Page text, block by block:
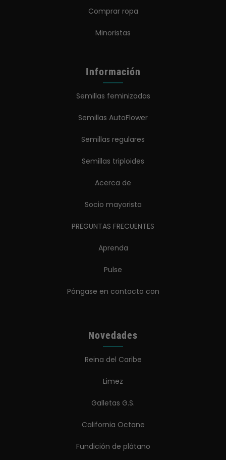
Comprar ropa
Minoristas
Información
Semillas feminizadas
Semillas AutoFlower
Semillas regulares
Semillas triploides
Acerca de
Socio mayorista
PREGUNTAS FRECUENTES
Aprenda
Pulse
Póngase en contacto con
Novedades
Reina del Caribe
Limez
Galletas G.S.
California Octane
Fundición de plátano